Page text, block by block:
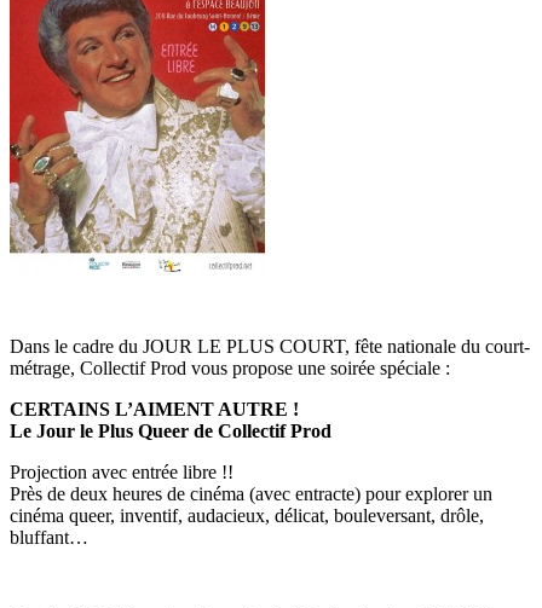
Dans le cadre du JOUR LE PLUS COURT, fête nationale du court-
métrage, Collectif Prod vous propose une soirée spéciale :
CERTAINS L’AIMENT AUTRE !
Le Jour le Plus Queer de Collectif Prod
Projection avec entrée libre !!
Près de deux heures de cinéma (avec entracte) pour explorer un
cinéma queer, inventif, audacieux, délicat, bouleversant, drôle,
bluffant…